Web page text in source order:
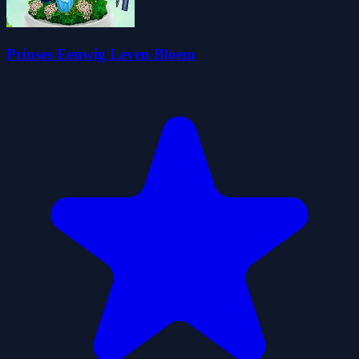
Prinses Eeuwig Leven Bloem